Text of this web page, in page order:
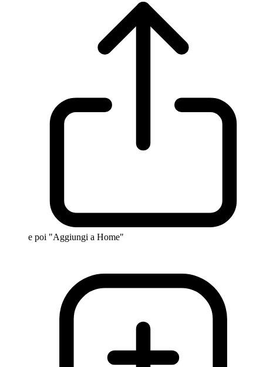
e poi "Aggiungi a Home"